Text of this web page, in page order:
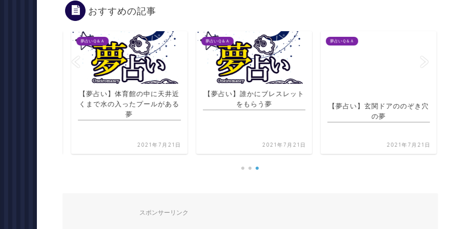
おすすめの記事
夢占いＱ＆Ａ
【夢占い】体育館の中に天井近
くまで水の入ったプールがある
夢
2021年7月21日
夢占いＱ＆Ａ
【夢占い】誰かにブレスレット
をもらう夢
2021年7月21日
夢占いＱ＆Ａ
の夢
2021年7月21日
スポンサーリンク